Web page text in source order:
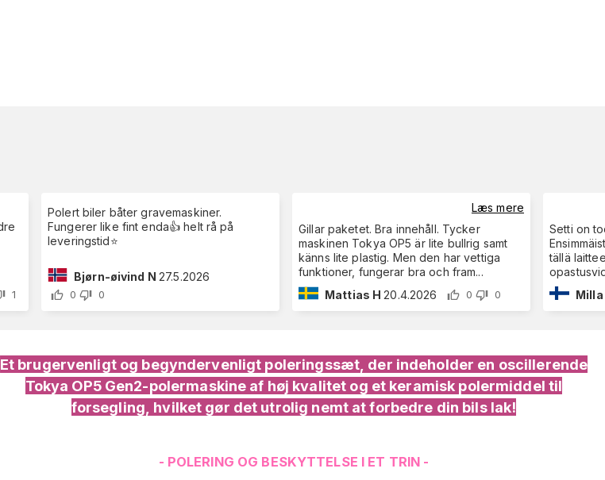
1
Polert biler båter gravemaskiner.
Fungerer like fint enda👍 helt rå på
leveringstid⭐️
Bjørn-øivind N 27.5.2026
0 0
Læs mere
Gillar paketet. Bra innehåll. Tycker
maskinen Tokya OP5 är lite bullrig samt
känns lite plastig. Men den har vettiga
funktioner, fungerar bra och fram...
Mattias H 20.4.2026 0 0
Setti on
tällä
Milla
Et brugervenligt og begyndervenligt poleringssæt, der indeholder en oscillerende
Tokya OP5 Gen2-polermaskine af høj kvalitet og et keramisk polermiddel til
forsegling, hvilket gør det utrolig nemt at forbedre din bils lak!
- POLERING OG BESKYTTELSE I ET TRIN -